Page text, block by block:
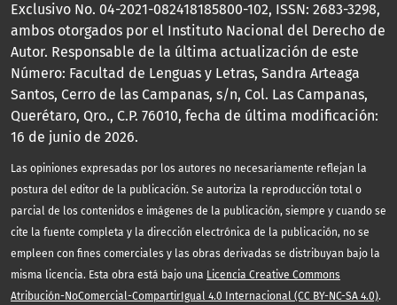
Exclusivo No. 04-2021-082418185800-102, ISSN: 2683-3298,
ambos otorgados por el Instituto Nacional del Derecho de
Autor. Responsable de la última actualización de este
Número: Facultad de Lenguas y Letras, Sandra Arteaga
Santos, Cerro de las Campanas, s/n, Col. Las Campanas,
Querétaro, Qro., C.P. 76010, fecha de última modificación:
16 de junio de 2026.
Las opiniones expresadas por los autores no necesariamente reflejan la
postura del editor de la publicación. Se autoriza la reproducción total o
parcial de los contenidos e imágenes de la publicación, siempre y cuando se
cite la fuente completa y la dirección electrónica de la publicación, no se
empleen con fines comerciales y las obras derivadas se distribuyan bajo la
misma licencia. Esta obra está bajo una Licencia Creative Commons
Atribución-NoComercial-CompartirIgual 4.0 Internacional (CC BY-NC-SA 4.0).